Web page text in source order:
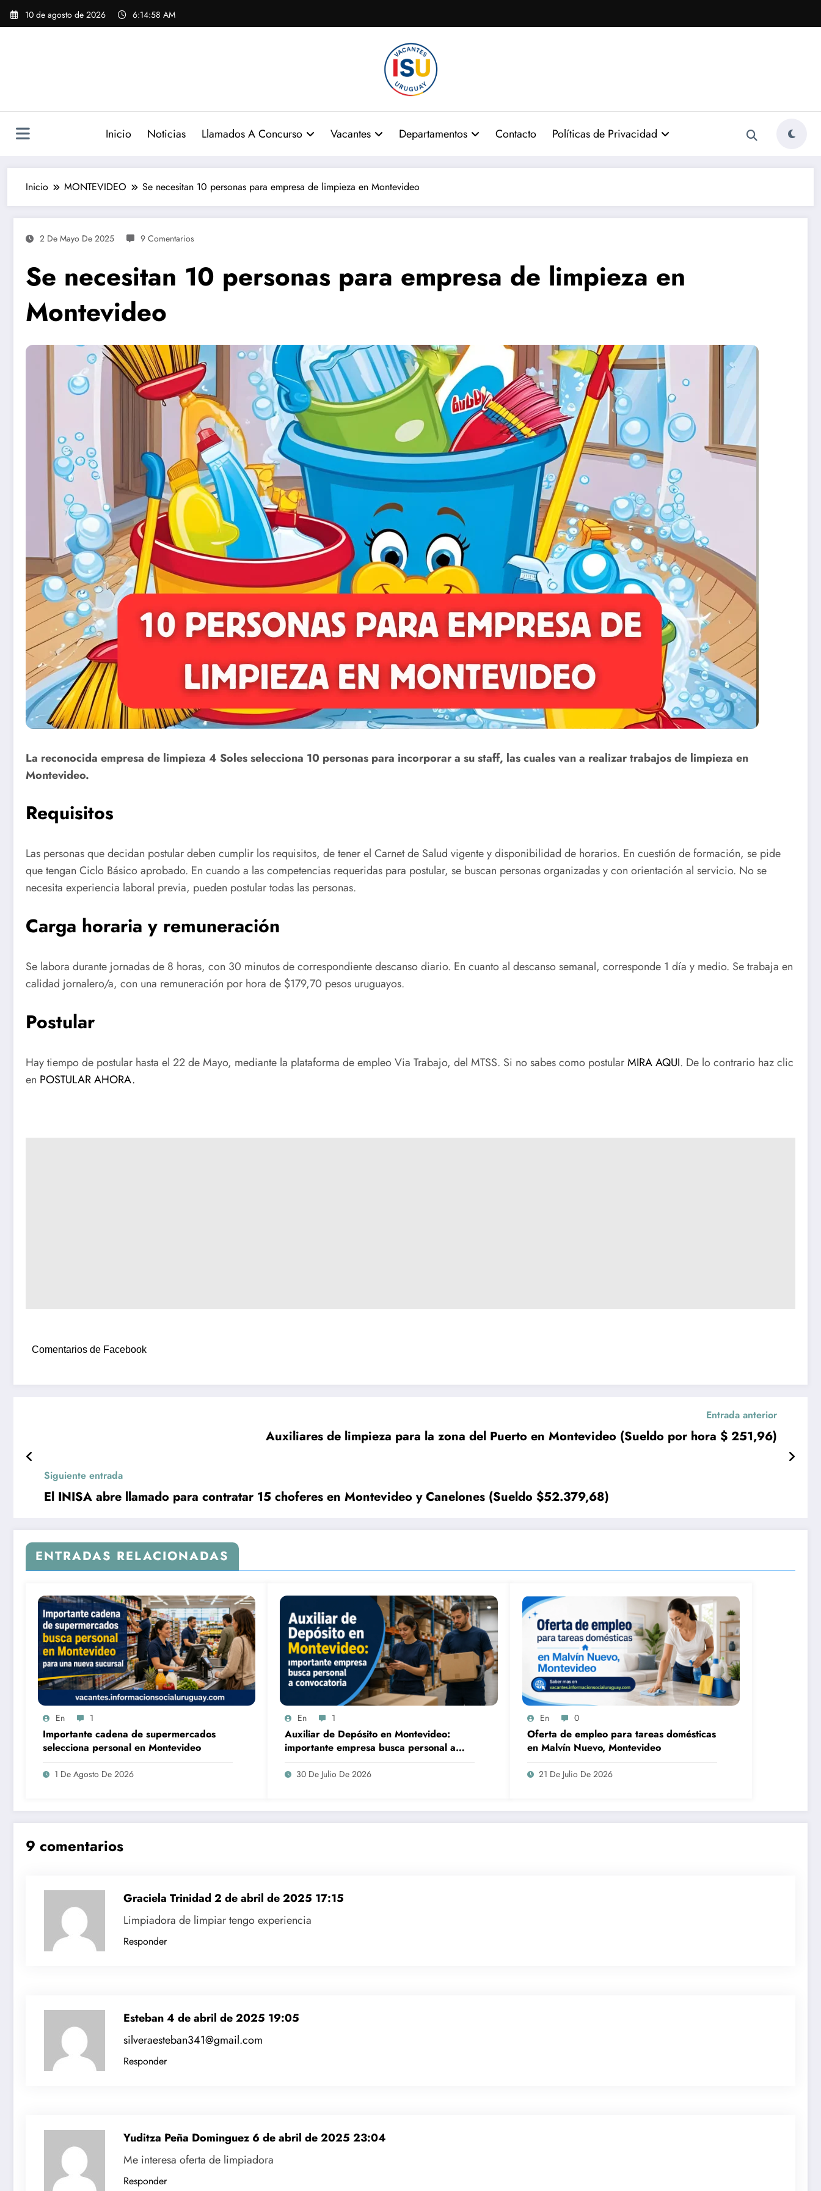
Saltar
10 de agosto de 2026 6:15:00 AM
Inicio Noticias Llamados A Concurso Vacantes Departamentos Contacto Políticas de Privacidad
Inicio MONTEVIDEO Se necesitan 10 personas para empresa de limpieza en Montevideo
2 De Mayo De 2025 9 Comentarios
Se necesitan 10 personas para empresa de limpieza en
Montevideo
La reconocida empresa de limpieza 4 Soles selecciona 10 personas para incorporar a su staff, las cuales van a realizar trabajos de limpieza en
Montevideo.
Requisitos
Las personas que decidan postular deben cumplir los requisitos, de tener el Carnet de Salud vigente y disponibilidad de horarios. En cuestión de formación, se pide
que tengan Ciclo Básico aprobado. En cuando a las competencias requeridas para postular, se buscan personas organizadas y con orientación al servicio. No se
necesita experiencia laboral previa, pueden postular todas las personas.
Carga horaria y remuneración
Se labora durante jornadas de 8 horas, con 30 minutos de correspondiente descanso diario. En cuanto al descanso semanal, corresponde 1 día y medio. Se trabaja en
calidad jornalero/a, con una remuneración por hora de $179,70 pesos uruguayos.
Postular
Hay tiempo de postular hasta el 22 de Mayo, mediante la plataforma de empleo Via Trabajo, del MTSS. Si no sabes como postularMIRA AQUI. De lo contrario haz clic
en POSTULAR AHORA.
Comentarios de Facebook
Entrada anterior
Auxiliares de limpieza para la zona del Puerto en Montevideo (Sueldo por hora $ 251,96)
Siguiente entrada
El INISA abre llamado para contratar 15 choferes en Montevideo y Canelones (Sueldo $52.379,68)
ENTRADAS RELACIONADAS
En 1
Importante cadena de supermercados
selecciona personal en Montevideo
1 De Agosto De 2026
En 1
Auxiliar de Depósito en Montevideo:
importante empresa busca personal a
convocatoria
30 De Julio De 2026
En 0
Oferta de empleo para tareas domésticas
en Malvín Nuevo, Montevideo
21 De Julio De 2026
9 comentarios
Graciela Trinidad 2 de abril de 2025 17:15
Limpiadora de limpiar tengo experiencia
Responder
Esteban4 de abril de 2025 19:05
silveraesteban341@gmail.com
Responder
Yuditza Peña Dominguez 6 de abril de 2025 23:04
Me interesa oferta de limpiadora
Responder